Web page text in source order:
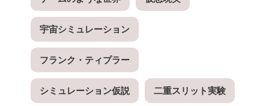
宇宙シミュレーション
フランク・ティプラー
シミュレーション仮説 二重スリット実験